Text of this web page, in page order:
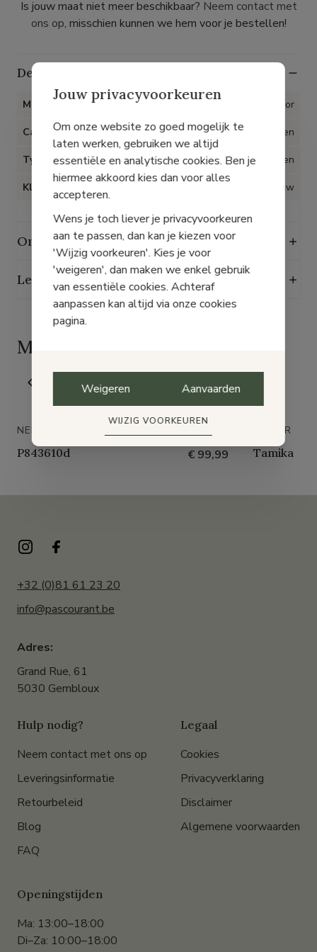
Is jouw maat niet meer beschikbaar? Neem contact met
ons op, misschien kunnen we hem voor je bestellen!
Details
Merk Gabor
Categorie Lederwaren
Type artikel Tassen
Kleur Blauw
Onderhoudsgids
Levering, ruilen en retourneren
Misschien vind je ook
NERO GIARDINI
P843610d € 99,99
GABOR
Tamika
+32 (0)81 61 23 20
info@pascourant.be
Adres:
Grand Rue, 61
5030 Gembloux
Hulp nodig?
Neem contact met ons op
Leveringsinformatie
Retourbeleid
Blog
FAQ
Legaal
Cookies
Privacyverklaring
Disclaimer
Algemene voorwaarden
Openingstijden
Ma: 13:00–18:00
Di–Za: 10:00–18:00
Jouw privacyvoorkeuren
Om onze website zo goed mogelijk te
laten werken, gebruiken we altijd
essentiële en analytische cookies. Ben je
hiermee akkoord kies dan voor alles
accepteren.
Wens je toch liever je privacyvoorkeuren
aan te passen, dan kan je kiezen voor
'Wijzig voorkeuren'. Kies je voor
'weigeren', dan maken we enkel gebruik
van essentiële cookies. Achteraf
aanpassen kan altijd via onze cookies
pagina.
Weigeren Aanvaarden
WIJZIG VOORKEUREN